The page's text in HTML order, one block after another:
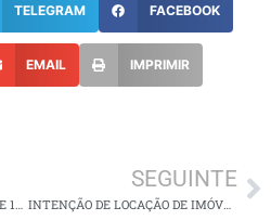
TELEGRAM FACEBOOK
EMAIL IMPRIMIR
DECRETO EXECUTIVO Nº 123, DE 14 DE JULHO DE 2025
SEGUINTE
INTENÇÃO DE LOCAÇÃO DE IMÓVEL – SECRETARIA MUNICIPAL DE ASSISTÊNCIA SOCIAL